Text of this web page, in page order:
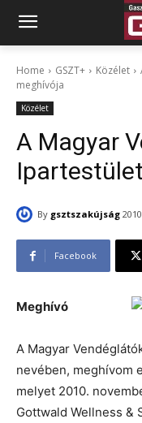
Home GSZT+ Közélet
meghívója
Közélet
A Magyar
By gsztszakújság
Facebook
Meghívó
A Magyar
nevében, meghívom
melyet 2010.
Gottwald Wellness &